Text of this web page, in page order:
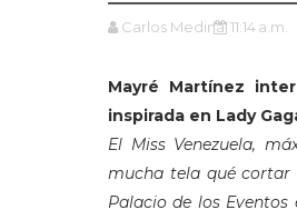
Carlos Medina 11:14 a.m.
Mayré Martínez
inspirada en Lady
El Miss Venezuela,
mucha tela qué cortar
Palacio de los Eventos